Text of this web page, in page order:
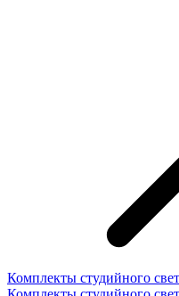
Комплекты студийного